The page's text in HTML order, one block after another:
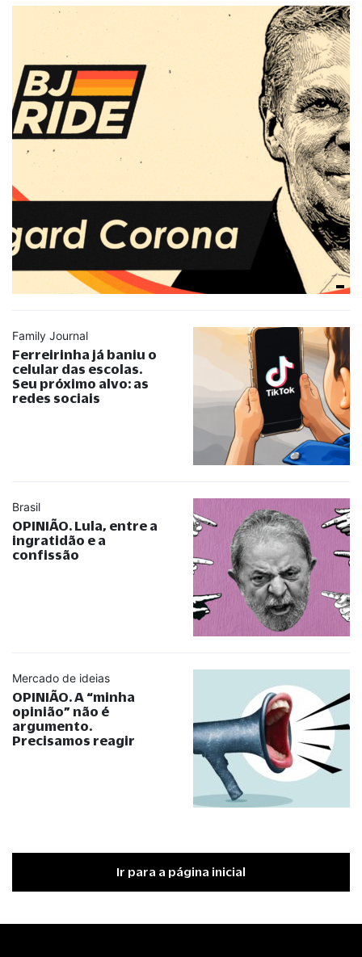
Family Journal
Ferreirinha já baniu o
celular das escolas.
Seu próximo alvo: as
redes sociais
Brasil
OPINIÃO. Lula, entre a
ingratidão e a
confissão
Mercado de ideias
OPINIÃO. A “minha
opinião” não é
argumento.
Precisamos reagir
Ir para a página inicial